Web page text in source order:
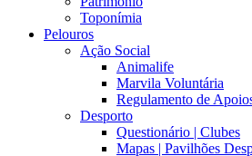
Toponímia
Pelouros
Ação Social
Animalife
Marvila Voluntária
Regulamento de
Desporto
Questionário | Clubes
Mapas | Pavilhões